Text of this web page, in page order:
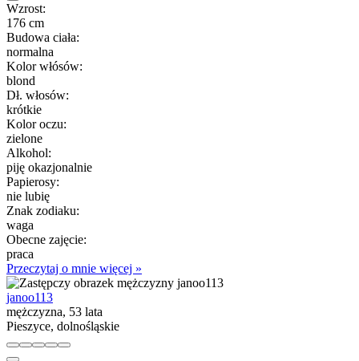
Wzrost:
176 cm
Budowa ciała:
normalna
Kolor włósów:
blond
Dł. włosów:
krótkie
Kolor oczu:
zielone
Alkohol:
piję okazjonalnie
Papierosy:
nie lubię
Znak zodiaku:
waga
Obecne zajęcie:
praca
Przeczytaj o mnie więcej »
janoo113
mężczyzna, 53 lata
Pieszyce, dolnośląskie